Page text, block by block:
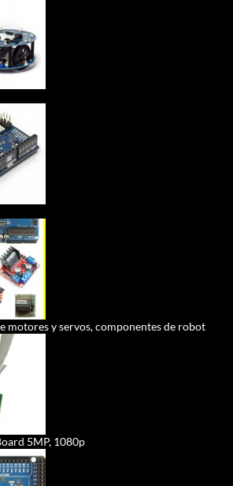
motores y servos, componentes de robot
5MP, 1080p